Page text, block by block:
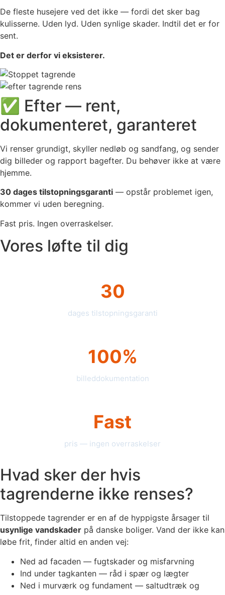
De fleste husejere ved det ikke — fordi det sker bag
kulisserne. Uden lyd. Uden synlige skader. Indtil det er for
sent.
Det er derfor vi eksisterer.
✅ Efter — rent,
dokumenteret, garanteret
Vi renser grundigt, skyller nedløb og sandfang, og sender
dig billeder og rapport bagefter. Du behøver ikke at være
hjemme.
30 dages tilstopningsgaranti — opstår problemet igen,
kommer vi uden beregning.
Fast pris. Ingen overraskelser.
Vores løfte til dig
30
dages tilstopningsgaranti
100%
billeddokumentation
Fast
pris — ingen overraskelser
Hvad sker der hvis
tagrenderne ikke renses?
Tilstoppede tagrender er en af de hyppigste årsager til
usynlige vandskader på danske boliger. Vand der ikke kan
løbe frit, finder altid en anden vej:
Ned ad facaden — fugtskader og misfarvning
Ind under tagkanten — råd i spær og lægter
Ned i murværk og fundament — saltudtræk og